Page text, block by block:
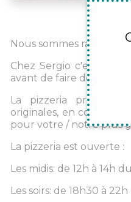
Nous sommes ravis de
Chez Sergio c'est
avant de faire des
La pizzeria promeut
originales, en
pour votre / notre plus
La pizzeria est ouverte :
Les midis: de 12h à 14h
Les soirs: de 18h30 à